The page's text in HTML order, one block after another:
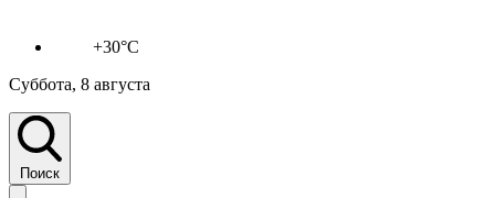
+30°C
Суббота, 8 августа
Поиск